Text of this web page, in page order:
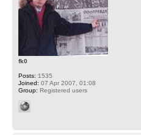
fk0
Posts: 1535
Joined: 07 Apr 2007, 01:08
Group: Registered users